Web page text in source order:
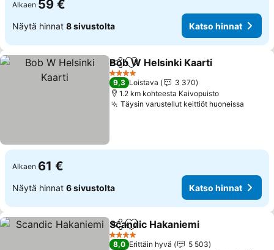
Alkaen 59 €
Näytä hinnat 8 sivustolta Katso hinnat
Jaa Lisää suosikkeihin
Bob W Helsinki Kaarti
4 Tähtiluokitus
9,3 Loistava
3 370
1.2 km kohteesta Kaivopuisto
Täysin varustellut keittiöt huoneissa
Alkaen 61 €
Näytä hinnat 6 sivustolta Katso hinnat
Jaa Lisää suosikkeihin
Scandic Hakaniemi
4 Tähtiluokitus
8,0 Erittäin hyvä
5 503